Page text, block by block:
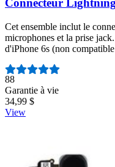
Connecteur
Cet ensemble inclut le
microphones et la prise
d'iPhone 6s (non
Nombre d'avis :
88
Garantie à vie
34,99 $
View